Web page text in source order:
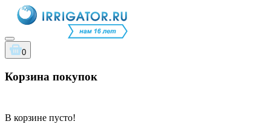
0
Корзина покупок
В корзине пусто!